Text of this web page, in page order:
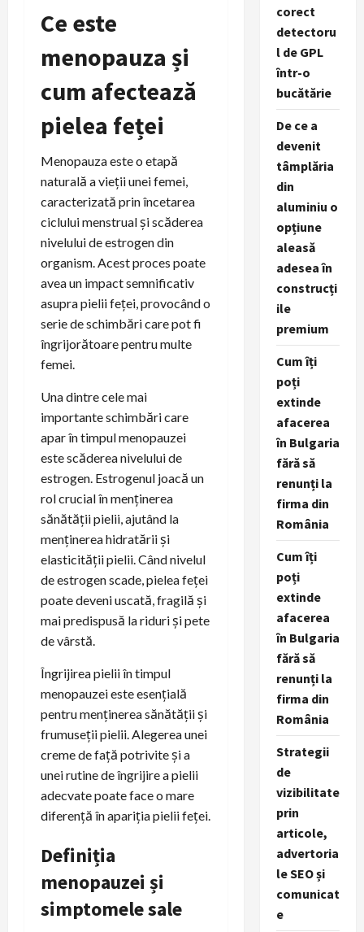
Ce este
menopauza și
cum afectează
pielea feței
Menopauza este o etapă
naturală a vieții unei femei,
caracterizată prin încetarea
ciclului menstrual și scăderea
nivelului de estrogen din
organism. Acest proces poate
avea un impact semnificativ
asupra pielii feței, provocând o
serie de schimbări care pot fi
îngrijorătoare pentru multe
femei.
Una dintre cele mai
importante schimbări care
apar în timpul menopauzei
este scăderea nivelului de
estrogen. Estrogenul joacă un
rol crucial în menținerea
sănătății pielii, ajutând la
menținerea hidratării și
elasticității pielii. Când nivelul
de estrogen scade, pielea feței
poate deveni uscată, fragilă și
mai predispusă la riduri și pete
de vârstă.
Îngrijirea pielii în timpul
menopauzei este esențială
pentru menținerea sănătății și
frumuseții pielii. Alegerea unei
creme de față potrivite și a
unei rutine de îngrijire a pielii
adecvate poate face o mare
diferență în apariția pielii feței.
Definiția
menopauzei și
simptomele sale
corect
detectoru
l de GPL
într-o
bucătărie
De ce a
devenit
tâmplăria
din
aluminiu o
opțiune
aleasă
adesea în
construcți
ile
premium
Cum îți
poți
extinde
afacerea
în Bulgaria
fără să
renunți la
firma din
România
Cum îți
poți
extinde
afacerea
în Bulgaria
fără să
renunți la
firma din
România
Strategii
de
vizibilitate
prin
articole,
advertoria
le SEO și
comunicat
e